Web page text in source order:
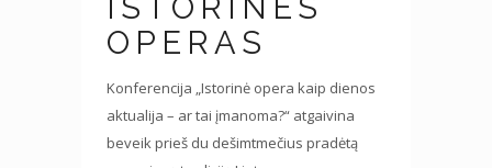
ISTORINES
OPERAS
Konferencija „Istorinė opera kaip dienos
aktualija – ar tai įmanoma?“ atgaivina
beveik prieš du dešimtmečius pradėtą